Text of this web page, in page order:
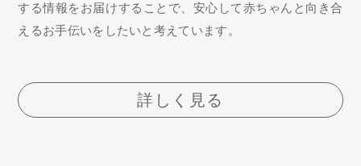
する情報をお届けすることで、安心して赤ちゃんと向き合
えるお手伝いをしたいと考えています。
詳しく見る